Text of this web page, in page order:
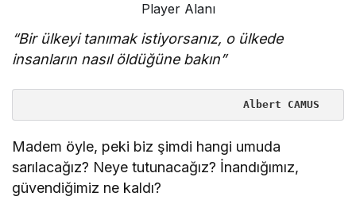
Player Alanı
“Bir ülkeyi tanımak istiyorsanız, o ülkede
insanların nasıl öldüğüne bakın”
                                   Albert CAMUS
Madem öyle, peki biz şimdi hangi umuda
sarılacağız? Neye tutunacağız? İnandığımız,
güvendiğimiz ne kaldı?